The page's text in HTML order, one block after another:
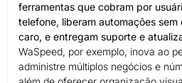
ferramentas que cobram por
telefone, liberam automações
caro, e entregam suporte e
WaSpeed, por exemplo, inova ao
administre múltiplos negócios e